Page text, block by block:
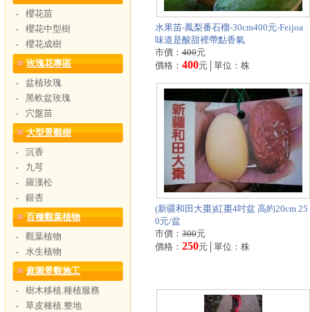
‧
櫻花苗
‧
櫻花中型樹
‧
櫻花成樹
玫瑰花專區
‧
盆植玫瑰
‧
黑軟盆玫瑰
‧
穴盤苗
大型景觀樹
‧
沉香
‧
九芎
‧
羅漢松
‧
銀杏
百種觀葉植物
‧
觀葉植物
‧
水生植物
庭園景觀施工
‧
樹木移植.種植服務
‧
草皮種植.整地
水果苗-鳳梨番石榴-30cm400元-Feijoa
味道是酸甜裡帶點香氣
市價： 400元
價格： 400元│單位：株
(新疆和田大棗)紅棗4吋盆 高約20cm 25
0元/盆
市價： 300元
價格： 250元│單位：株